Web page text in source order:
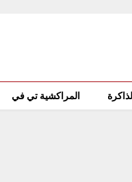
المراكشية تي في